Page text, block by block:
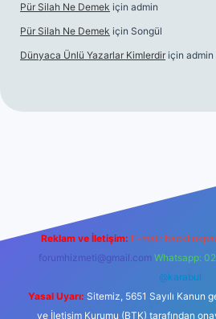
Pür Silah Ne Demek için admin
Pür Silah Ne Demek için Songül
Dünyaca Ünlü Yazarlar Kimlerdir için admin
Reklam ve İletişim: E-mail:
forumhizmeti@gmail.com Whatsapp:
@karabul
Yasal Uyarı: Sitemiz, 5651 Sayılı Kanun
ve İletişim Kurumu (BTK) tarafından